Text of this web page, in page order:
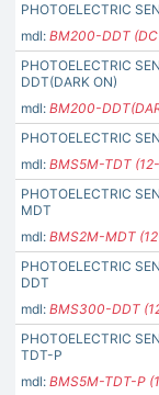
PHOTOELECTRIC
mdl: BM200-DDT
PHOTOELECTRIC
DDT(DARK ON)
mdl: BM200-
PHOTOELECTRIC
mdl: BMS5M-TDT
PHOTOELECTRIC
MDT
mdl: BMS2M-MDT
PHOTOELECTRIC
DDT
mdl: BMS300-DDT
PHOTOELECTRIC
TDT-P
mdl: BMS5M-TDT-P